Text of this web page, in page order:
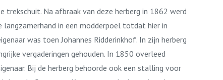
Na afbraak van deze herberg in 1862 werd
langzamerhand in een modderpoel totdat hier in
was toen Johannes Ridderinkhof. In zijn herberg
vergaderingen gehouden. In 1850 overleed
Bij de herberg behoorde ook een stalling voor